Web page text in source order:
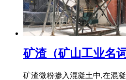
矿渣（矿山工业名
矿渣微粉掺入混凝土中,在混